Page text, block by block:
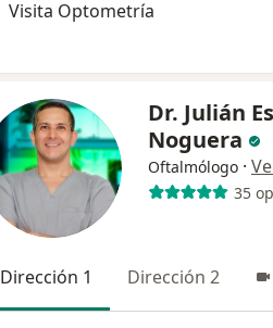
Visita Optometría
Dr. Julián
Noguera
Oftalmólogo ·
35
Dirección 1 Dirección 2